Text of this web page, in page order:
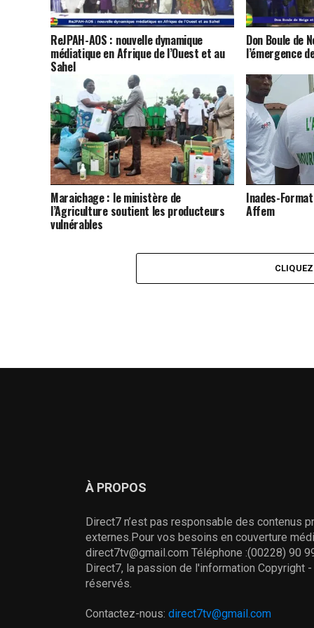
ReJPAH-AOS : nouvelle dynamique
médiatique en Afrique de l’Ouest et au
Sahel
Don Boule de
l’émergence
Maraichage : le ministère de
l’Agriculture soutient les producteurs
vulnérables
Inades-
Affem
À PROPOS
Direct7 n’est pas responsable des contenus
externes.Pour vos besoins en couverture
direct7tv@gmail.com Téléphone :(00228) 90
Direct7, la passion de l'information Copyright
réservés.
Contactez-nous: direct7tv@gmail.com